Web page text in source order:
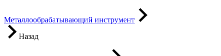
Металлообрабатывающий инструмент
Назад